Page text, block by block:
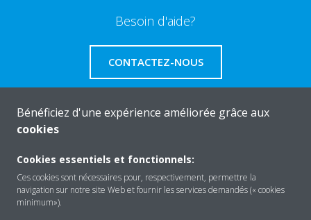
Besoin d'aide?
CONTACTEZ-NOUS
Solutions
Bénéficiez d'une expérience améliorée grâce aux
cookies
Cookies essentiels et fonctionnels:
Ces cookies sont nécessaires pour, respectivement, permettre la
navigation sur notre site Web et fournir les services demandés (« cookies
minimum»).